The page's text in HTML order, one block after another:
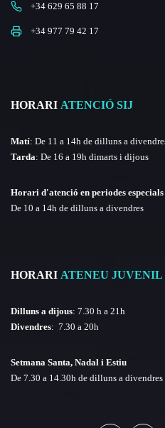
+34 629 65 88 17
+34 977 79 42 17
HORARI ATENCIÓ SIJ
Matí: De 11 a 14h de dilluns a
Tarda: De 16 a 19h dimarts i dijous
Horari d'atenció en periodes
De 10 a 14h de dilluns a divendres
HORARI ATENEU JUVENIL
Dilluns a dijous: 7.30 h a 21h
Divendres: 7.30 a 20h
Setmana Santa, Nadal i Estiu
De 7.30 a 14.30h de dilluns a divendres